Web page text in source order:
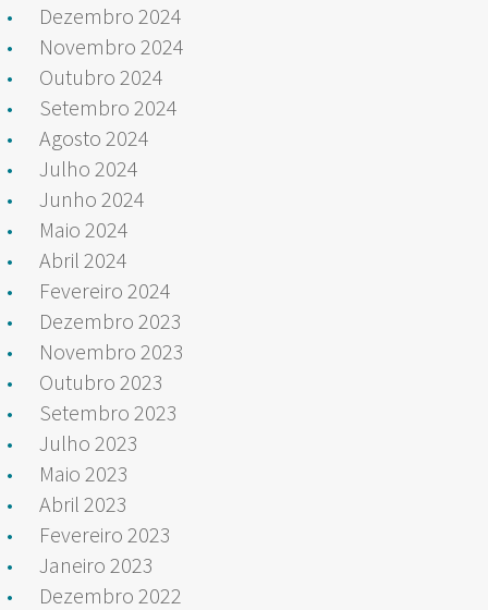
Dezembro 2024
Novembro 2024
Outubro 2024
Setembro 2024
Agosto 2024
Julho 2024
Junho 2024
Maio 2024
Abril 2024
Fevereiro 2024
Dezembro 2023
Novembro 2023
Outubro 2023
Setembro 2023
Julho 2023
Maio 2023
Abril 2023
Fevereiro 2023
Janeiro 2023
Dezembro 2022